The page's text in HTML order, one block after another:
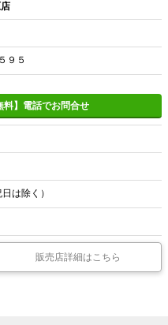
９５
料】電話でお問合せ
は除く）
販売店詳細はこちら